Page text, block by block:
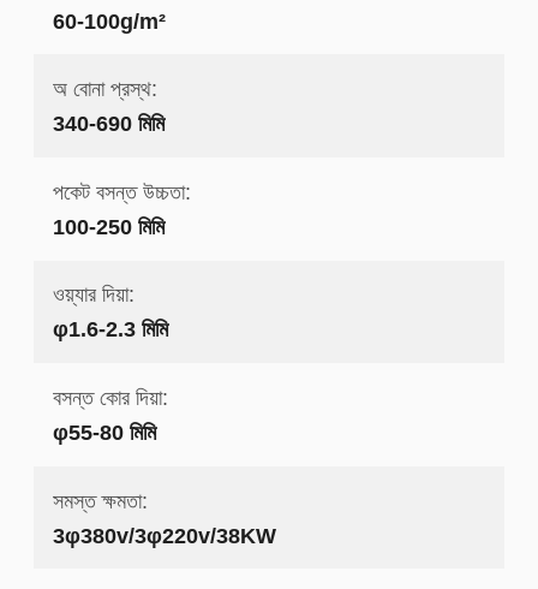
60-100g/m²
অ বোনা প্রস্থ:
340-690 মিমি
পকেট বসন্ত উচ্চতা:
100-250 মিমি
ওয়্যার দিয়া:
φ1.6-2.3 মিমি
বসন্ত কোর দিয়া:
φ55-80 মিমি
সমস্ত ক্ষমতা:
3φ380v/3φ220v/38KW